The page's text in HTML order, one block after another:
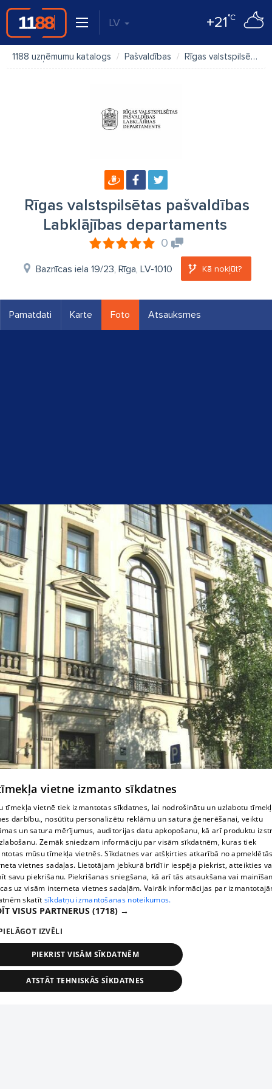
LV +21°C
1188 uzņēmumu katalogs Pašvaldības Rīgas valstspilsētas pašvaldības Labklājības departaments
Rīgas valstspilsētas pašvaldības
Labklājības departaments
0
Baznīcas iela 19/23, Rīga, LV-1010 Kā nokļūt?
Pamatdati Karte Foto Atsauksmes
RD Labklājības departaments
vietne izmanto sīkdatnes
tīmekļa vietnē tiek izmantotas sīkdatnes, lai nodrošinātu un uzlabotu
darbību., nosūtītu personalizētu reklāmu un satura ģenerēšanai, veiktu
un satura mērījumus, auditorijas datu apkopošanu, kā arī produktu
Zemāk sniedzam informāciju par visām sīkdatnēm, kuras tiek
mūsu tīmekļa vietnēs. Sīkdatnes var atšķirties atkarībā no
vietnes sadaļas. Lietotājam jebkurā brīdī ir iespēja piekrist, atteikties
savu piekrišanu. Piekrišanas sniegšana, kā arī tās atsaukšana vai
uz visām interneta vietnes sadaļām. Vairāk informācijas par
skatīt sīkdatņu izmantošanas noteikumos.
VISUS PARTNERUS (1718) →
IZVĒLI
PIEKRIST VISĀM SĪKDATNĒM
ATSTĀT TEHNISKĀS SĪKDATNES